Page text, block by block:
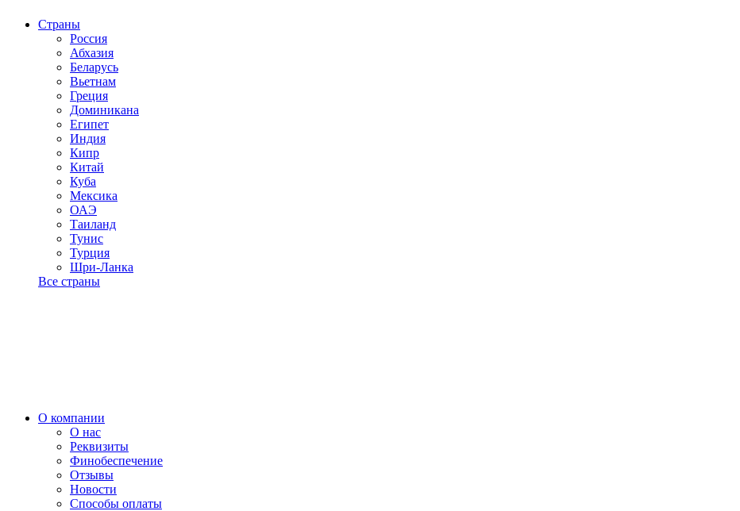
Страны
Россия
Абхазия
Беларусь
Вьетнам
Греция
Доминикана
Египет
Индия
Кипр
Китай
Куба
Мексика
ОАЭ
Таиланд
Тунис
Турция
Шри-Ланка
Все страны
О компании
О нас
Реквизиты
Финобеспечение
Отзывы
Новости
Способы оплаты